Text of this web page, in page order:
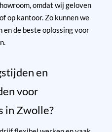
omdat wij geloven
op kantoor. Zo kunnen we
de beste oplossing voor
en
voor
in Zwolle?